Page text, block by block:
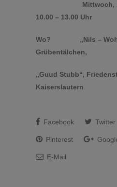
Mittwoch,
10.00 – 13.00 Uhr
Wo? „Nils –
Grübentälchen,
„Guud Stubb“,
Kaiserslautern
Facebook Twitter
Pinterest
E-Mail